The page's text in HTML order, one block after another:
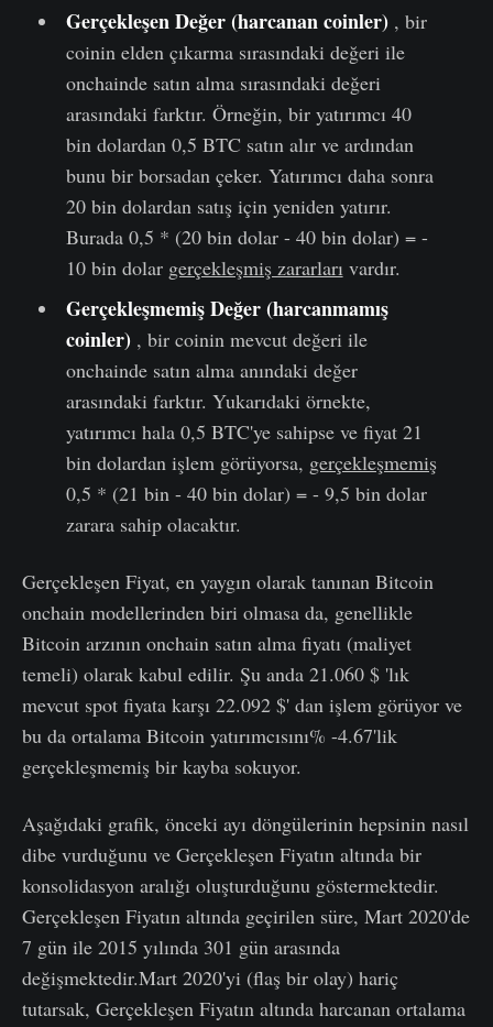
Gerçekleşen Değer (harcanancoinler) , bir
coinin elden çıkarma sırasındaki değeri ile
onchainde satın alma sırasındaki değeri
arasındaki farktır. Örneğin, bir yatırımcı 40
bin dolardan 0,5 BTC satın alır ve ardından
bunu bir borsadan çeker. Yatırımcı daha sonra
20 bin dolardan satış için yeniden yatırır.
Burada 0,5 * (20 bin dolar - 40 bin dolar) = -
10 bin dolar gerçekleşmiş zararları vardır.
Gerçekleşmemiş Değer (harcanmamış
coinler) , bir coinin mevcut değeri ile
onchainde satın alma anındaki değer
arasındaki farktır. Yukarıdaki örnekte,
yatırımcı hala 0,5 BTC'ye sahipse ve fiyat 21
bin dolardan işlem görüyorsa, gerçekleşmemiş
0,5 * (21 bin - 40 bin dolar) = - 9,5 bin dolar
zarara sahip olacaktır.
Gerçekleşen Fiyat, en yaygın olarak tanınan Bitcoin
onchain modellerinden biri olmasa da, genellikle
Bitcoin arzının onchain satın alma fiyatı (maliyet
temeli) olarak kabul edilir. Şu anda 21.060 $ 'lık
mevcut spot fiyata karşı 22.092 $' dan işlem görüyor ve
bu da ortalama Bitcoin yatırımcısını% -4.67'lik
gerçekleşmemiş bir kayba sokuyor.
Aşağıdaki grafik, önceki ayı döngülerinin hepsinin nasıl
dibe vurduğunu ve Gerçekleşen Fiyatın altında bir
konsolidasyon aralığı oluşturduğunu göstermektedir.
Gerçekleşen Fiyatın altında geçirilen süre, Mart 2020'de
7 gün ile 2015 yılında 301 gün arasında
değişmektedir.Mart 2020'yi (flaş bir olay) hariç
tutarsak, Gerçekleşen Fiyatın altında harcanan ortalama